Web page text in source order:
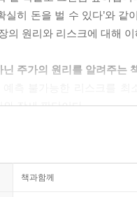
수
화 분석
하실 때가 많죠? 사실은 시
장의 흐름을 읽는 기준을
것이죠. 때문에 여러분이 ‘
는 의미 있는 저항선을 돌
것이라고 할 수 있습니
지는 아무도 모릅니다. 확
실히 돈을 벌 수 있다’와
의 원리와 리스크에 대해
주가의 원리를 알려주는
장세 판단이다.
다. 자금 관리를 통해 오
식시장의 장세와는 무관
책과함께